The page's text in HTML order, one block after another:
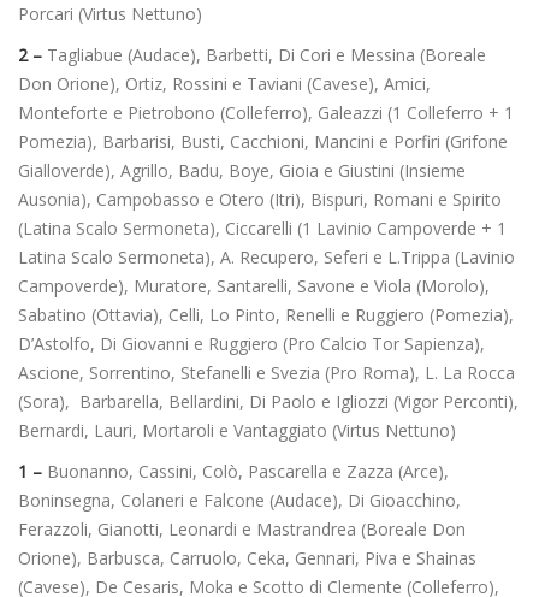
Porcari (Virtus Nettuno)
2 – Tagliabue (Audace), Barbetti, Di Cori e Messina (Boreale
Don Orione), Ortiz, Rossini e Taviani (Cavese), Amici,
Monteforte e Pietrobono (Colleferro), Galeazzi (1 Colleferro + 1
Pomezia), Barbarisi, Busti, Cacchioni, Mancini e Porfiri (Grifone
Gialloverde), Agrillo, Badu, Boye, Gioia e Giustini (Insieme
Ausonia), Campobasso e Otero (Itri), Bispuri, Romani e Spirito
(Latina Scalo Sermoneta), Ciccarelli (1 Lavinio Campoverde + 1
Latina Scalo Sermoneta), A. Recupero, Seferi e L.Trippa (Lavinio
Campoverde), Muratore, Santarelli, Savone e Viola (Morolo),
Sabatino (Ottavia), Celli, Lo Pinto, Renelli e Ruggiero (Pomezia),
D’Astolfo, Di Giovanni e Ruggiero (Pro Calcio Tor Sapienza),
Ascione, Sorrentino, Stefanelli e Svezia (Pro Roma), L. La Rocca
(Sora), Barbarella, Bellardini, Di Paolo e Igliozzi (Vigor Perconti),
Bernardi, Lauri, Mortaroli e Vantaggiato (Virtus Nettuno)
1 – Buonanno, Cassini, Colò, Pascarella e Zazza (Arce),
Boninsegna, Colaneri e Falcone (Audace), Di Gioacchino,
Ferazzoli, Gianotti, Leonardi e Mastrandrea (Boreale Don
Orione), Barbusca, Carruolo, Ceka, Gennari, Piva e Shainas
(Cavese), De Cesaris, Moka e Scotto di Clemente (Colleferro),